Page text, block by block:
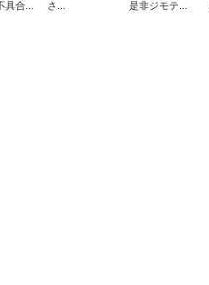
具合...
さ...
是非ジモテ...